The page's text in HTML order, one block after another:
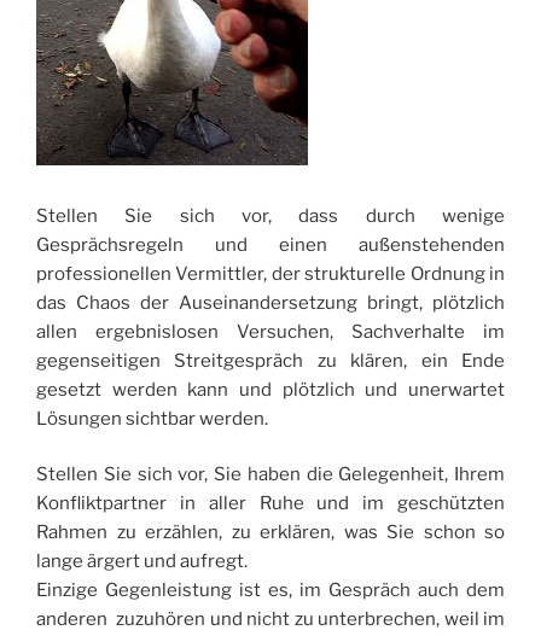
Stellen Sie sich vor, dass durch wenige
Gesprächsregeln und einen außenstehenden
professionellen Vermittler, der strukturelle Ordnung in
das Chaos der Auseinandersetzung bringt, plötzlich
allen ergebnislosen Versuchen, Sachverhalte im
gegenseitigen Streitgespräch zu klären, ein Ende
gesetzt werden kann und plötzlich und unerwartet
Lösungen sichtbar werden.
Stellen Sie sich vor, Sie haben die Gelegenheit, Ihrem
Konfliktpartner in aller Ruhe und im geschützten
Rahmen zu erzählen, zu erklären, was Sie schon so
lange ärgert und aufregt.
Einzige Gegenleistung ist es, im Gespräch auch dem
anderen zuzuhören und nicht zu unterbrechen, weil im